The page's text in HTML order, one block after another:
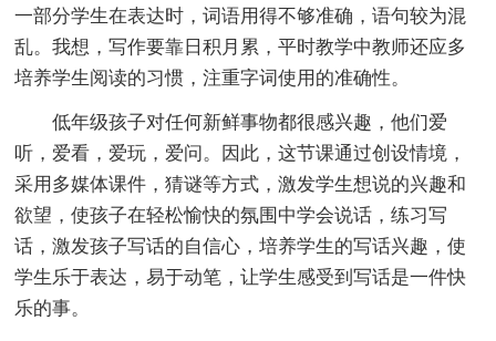
一部分学生在表达时，词语用得不够准确，语句较为混
乱。我想，写作要靠日积月累，平时教学中教师还应多
培养学生阅读的习惯，注重字词使用的准确性。
低年级孩子对任何新鲜事物都很感兴趣，他们爱
听，爱看，爱玩，爱问。因此，这节课通过创设情境，
采用多媒体课件，猜谜等方式，激发学生想说的兴趣和
欲望，使孩子在轻松愉快的氛围中学会说话，练习写
话，激发孩子写话的自信心，培养学生的写话兴趣，使
学生乐于表达，易于动笔，让学生感受到写话是一件快
乐的事。